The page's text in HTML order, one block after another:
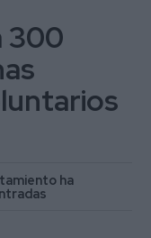
300
ha